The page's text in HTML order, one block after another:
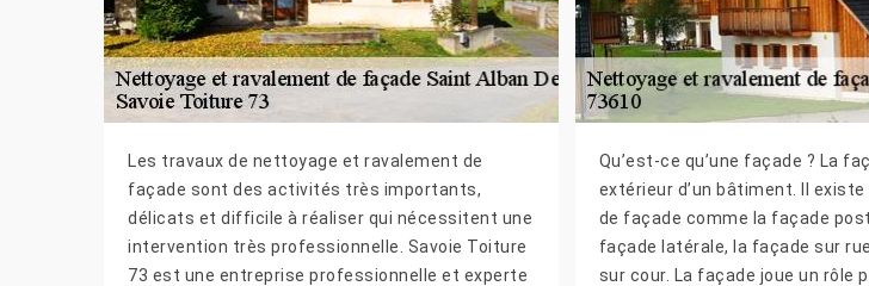
Les travaux de nettoyage et ravalement de
façade sont des activités très importants,
délicats et difficile à réaliser qui nécessitent une
intervention très professionnelle. Savoie Toiture
73 est une entreprise professionnelle et experte
Qu’est-ce qu’une façade ? La
extérieur d’un bâtiment. Il
de façade comme la façade
façade latérale, la façade sur
sur cour. La façade joue un rôle